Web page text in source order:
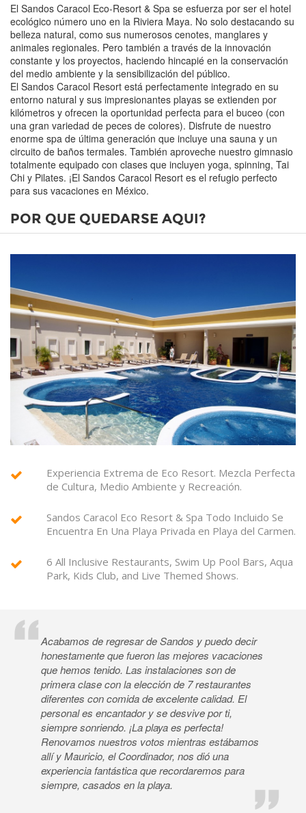
El Sandos Caracol Eco-Resort & Spa se esfuerza por ser el hotel
ecológico número uno en la Riviera Maya. No solo destacando su
belleza natural, como sus numerosos cenotes, manglares y
animales regionales. Pero también a través de la innovación
constante y los proyectos, haciendo hincapié en la conservación
del medio ambiente y la sensibilización del público.
El Sandos Caracol Resort está perfectamente integrado en su
entorno natural y sus impresionantes playas se extienden por
kilómetros y ofrecen la oportunidad perfecta para el buceo (con
una gran variedad de peces de colores). Disfrute de nuestro
enorme spa de última generación que incluye una sauna y un
circuito de baños termales. También aproveche nuestro gimnasio
totalmente equipado con clases que incluyen yoga, spinning, Tai
Chi y Pilates. ¡El Sandos Caracol Resort es el refugio perfecto
para sus vacaciones en México.
POR QUE QUEDARSE AQUI?
Experiencia Extrema de Eco Resort. Mezcla Perfecta
de Cultura, Medio Ambiente y Recreación.
Sandos Caracol Eco Resort & Spa Todo Incluido Se
Encuentra En Una Playa Privada en Playa del Carmen.
6 All Inclusive Restaurants, Swim Up Pool Bars, Aqua
Park, Kids Club, and Live Themed Shows.
Acabamos de regresar de Sandos y puedo decir
honestamente que fueron las mejores vacaciones
que hemos tenido. Las instalaciones son de
primera clase con la elección de 7 restaurantes
diferentes con comida de excelente calidad. El
personal es encantador y se desvive por ti,
siempre sonriendo. ¡La playa es perfecta!
Renovamos nuestros votos mientras estábamos
allí y Mauricio, el Coordinador, nos dió una
experiencia fantástica que recordaremos para
siempre, casados en la playa.